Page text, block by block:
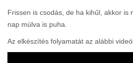
Frissen is csodás, de ha kihűl, akkor is
nap múlva is puha.
Az elkészítés folyamatát az alábbi